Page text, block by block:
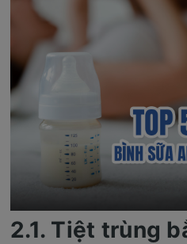
2.1. Tiệt trùng